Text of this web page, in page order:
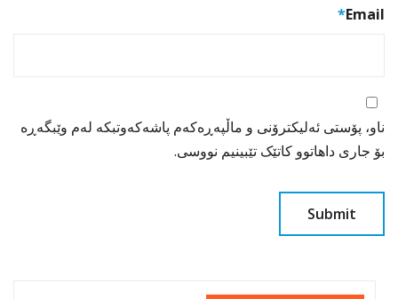
Email
*
ناو، پۆستی ئەلیکترۆنی و ماڵپەڕەکەم پاشەکەوتبکە لەم وێبگەڕە
بۆ جاری داهاتوو کاتێک تێبینیم نووسی.